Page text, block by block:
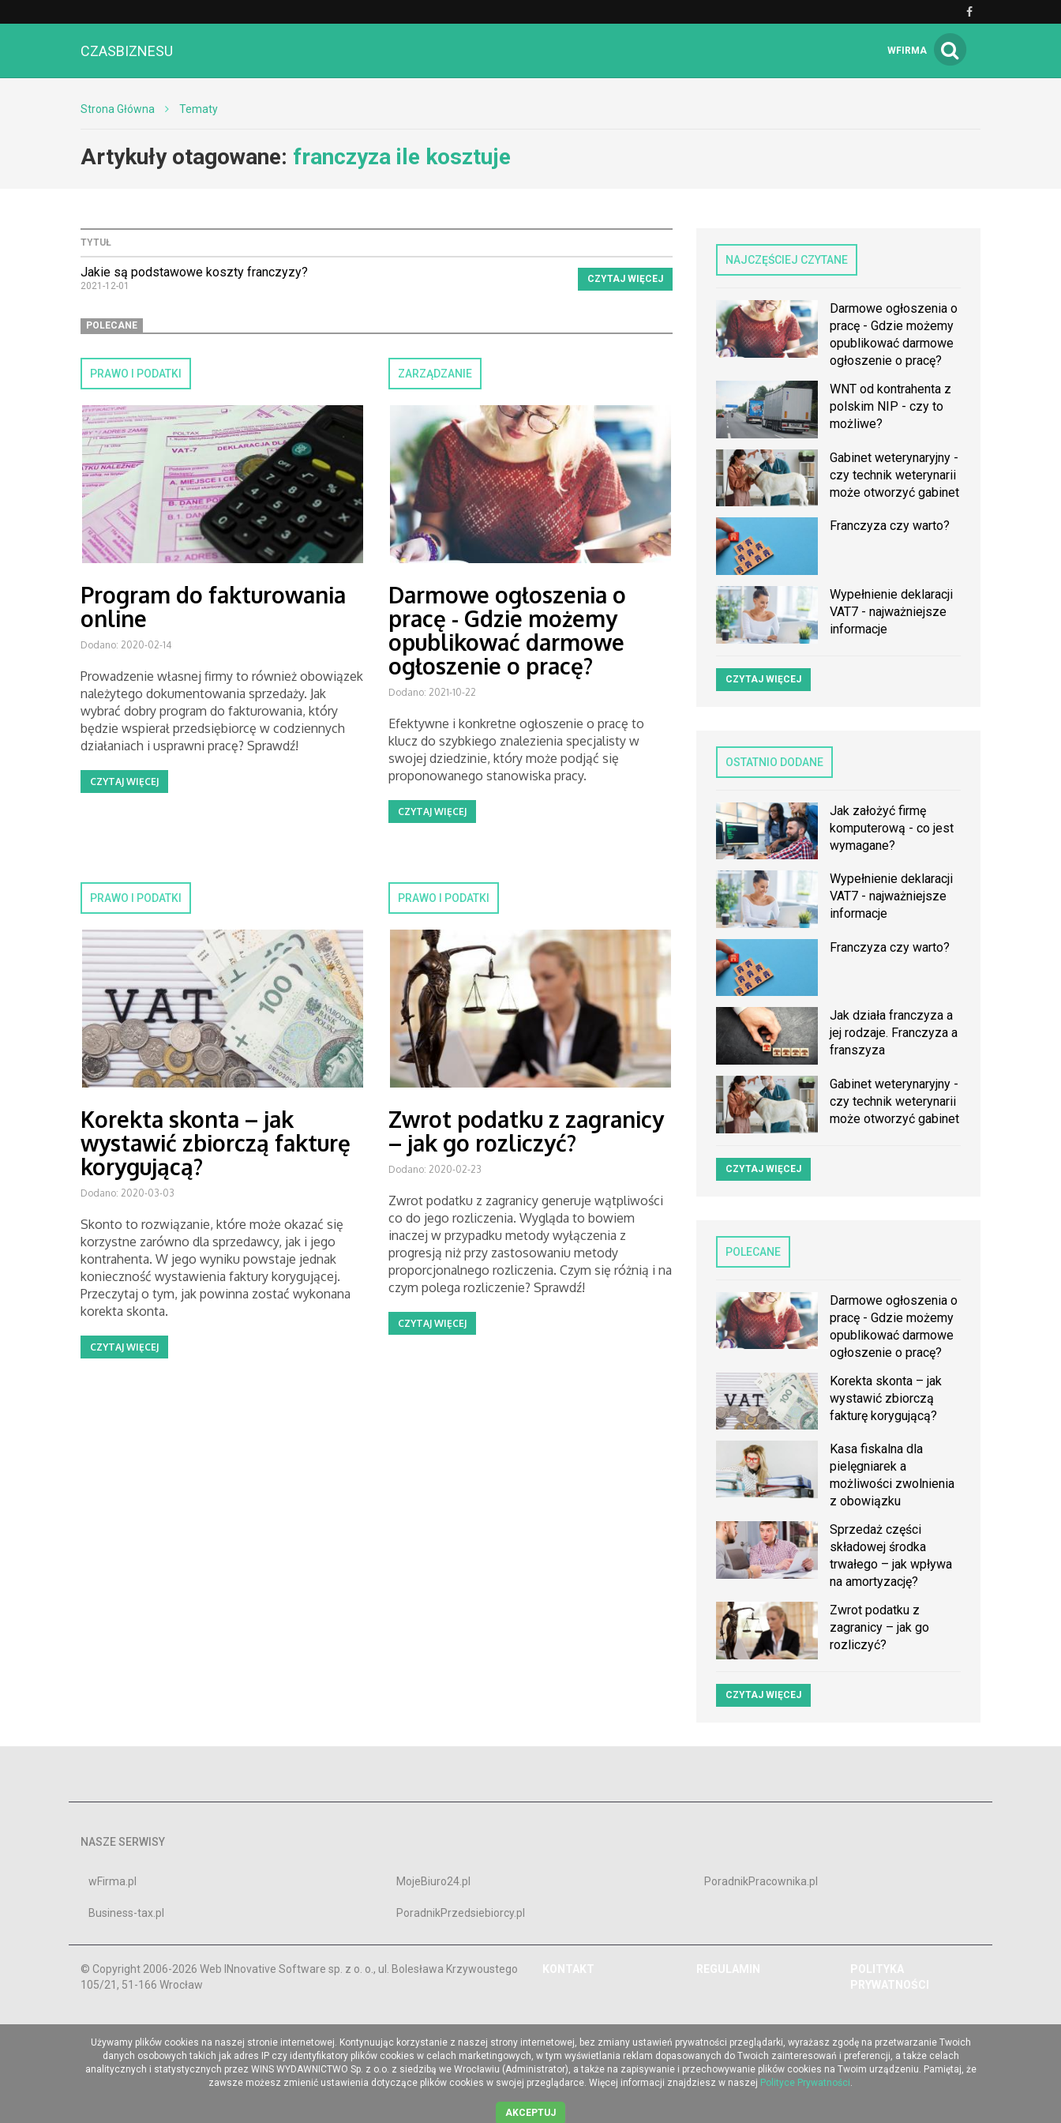
CZASBIZNESU WFIRMA
Strona Główna Tematy
Artykuły otagowane: franczyza ile kosztuje
TYTUŁ
Jakie są podstawowe koszty franczyzy?
2021-12-01
CZYTAJ WIĘCEJ
POLECANE
PRAWO I PODATKI
Program do fakturowania
online
Dodano: 2020-02-14
Prowadzenie własnej firmy to również obowiązek
należytego dokumentowania sprzedaży. Jak
wybrać dobry program do fakturowania, który
będzie wspierał przedsiębiorcę w codziennych
działaniach i usprawni pracę? Sprawdź!
CZYTAJ WIĘCEJ
ZARZĄDZANIE
Darmowe ogłoszenia o
pracę - Gdzie możemy
opublikować darmowe
ogłoszenie o pracę?
Dodano: 2021-10-22
Efektywne i konkretne ogłoszenie o pracę to
klucz do szybkiego znalezienia specjalisty w
swojej dziedzinie, który może podjąć się
proponowanego stanowiska pracy.
CZYTAJ WIĘCEJ
PRAWO I PODATKI
Korekta skonta – jak
wystawić zbiorczą fakturę
korygującą?
Dodano: 2020-03-03
Skonto to rozwiązanie, które może okazać się
korzystne zarówno dla sprzedawcy, jak i jego
kontrahenta. W jego wyniku powstaje jednak
konieczność wystawienia faktury korygującej.
Przeczytaj o tym, jak powinna zostać wykonana
korekta skonta.
CZYTAJ WIĘCEJ
PRAWO I PODATKI
Zwrot podatku z zagranicy
– jak go rozliczyć?
Dodano: 2020-02-23
Zwrot podatku z zagranicy generuje wątpliwości
co do jego rozliczenia. Wygląda to bowiem
inaczej w przypadku metody wyłączenia z
progresją niż przy zastosowaniu metody
proporcjonalnego rozliczenia. Czym się różnią i na
czym polega rozliczenie? Sprawdź!
CZYTAJ WIĘCEJ
NAJCZĘŚCIEJ CZYTANE
Darmowe ogłoszenia o
pracę - Gdzie możemy
opublikować darmowe
ogłoszenie o pracę?
WNT od kontrahenta z
polskim NIP - czy to
możliwe?
Gabinet weterynaryjny -
czy technik weterynarii
może otworzyć gabinet
Franczyza czy warto?
Wypełnienie deklaracji
VAT7 - najważniejsze
informacje
CZYTAJ WIĘCEJ
OSTATNIO DODANE
Jak założyć firmę
komputerową - co jest
wymagane?
Wypełnienie deklaracji
VAT7 - najważniejsze
informacje
Franczyza czy warto?
Jak działa franczyza a
jej rodzaje. Franczyza a
franszyza
Gabinet weterynaryjny -
czy technik weterynarii
może otworzyć gabinet
CZYTAJ WIĘCEJ
POLECANE
Darmowe ogłoszenia o
pracę - Gdzie możemy
opublikować darmowe
ogłoszenie o pracę?
Korekta skonta – jak
wystawić zbiorczą
fakturę korygującą?
Kasa fiskalna dla
pielęgniarek a
możliwości zwolnienia
z obowiązku
Sprzedaż części
składowej środka
trwałego – jak wpływa
na amortyzację?
Zwrot podatku z
zagranicy – jak go
rozliczyć?
CZYTAJ WIĘCEJ
NASZE SERWISY
wFirma.pl
Business-tax.pl
MojeBiuro24.pl
PoradnikPrzedsiebiorcy.pl
PoradnikPracownika.pl
© Copyright 2006-2026 Web INnovative Software sp. z o. o., ul. Bolesława Krzywoustego
105/21, 51-166 Wrocław
KONTAKT REGULAMIN
POLITYKA
PRYWATNOŚCI
Używamy plików cookies na naszej stronie internetowej. Kontynuując korzystanie z naszej strony internetowej, bez zmiany ustawień prywatności przeglądarki, wyrażasz zgodę na przetwarzanie Twoich
danych osobowych takich jak adres IP czy identyfikatory plików cookies w celach marketingowych, w tym wyświetlania reklam dopasowanych do Twoich zainteresowań i preferencji, a także celach
analitycznych i statystycznych przez WINS WYDAWNICTWO Sp. z o.o. z siedzibą we Wrocławiu (Administrator), a także na zapisywanie i przechowywanie plików cookies na Twoim urządzeniu. Pamiętaj, że
zawsze możesz zmienić ustawienia dotyczące plików cookies w swojej przeglądarce. Więcej informacji znajdziesz w naszej Polityce Prywatności.
AKCEPTUJ